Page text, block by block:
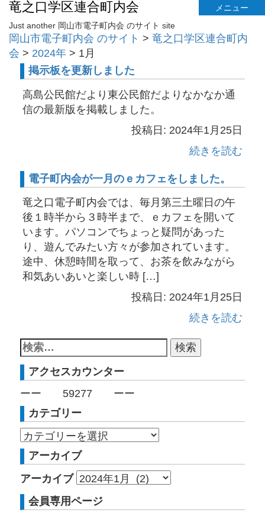
竜之口学区連合町内会
メニュー
Just another 岡山市電子町内会 のサイト site
岡山市電子町内会 のサイト > 竜之口学区連合町内
会 > 2024年 > 1月
掲示板を更新しました
高島公民館だより東公民館だよりなかなか通
信の最新版を掲載しました。
投稿日: 2024年1月25日
続きを読む
電子町内会が一月のｅカフェをしました。
竜之口電子町内会では、毎月第三土曜日の午
後１時半から３時半まで、ｅカフェを開いて
います。パソコンでちょっと疑問があった
り、遊んでみたい方々が参加されています。
途中、休憩時間を取って、お茶を飲みながら
和気あいあいと楽しい時 […]
投稿日: 2024年1月25日
続きを読む
アクセスカウンター
ーー 59277 ーー
カテゴリー
アーカイブ
アーカイブ
会員専用ページ